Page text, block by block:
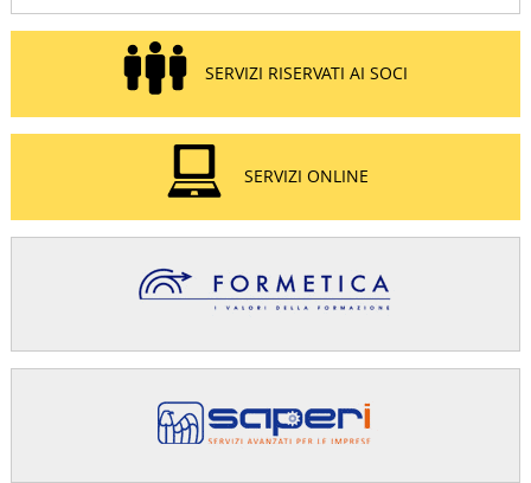
SERVIZI RISERVATI AI SOCI
SERVIZI ONLINE